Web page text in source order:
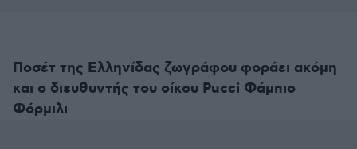
Ποσέτ της Ελληνίδας ζωγράφου φοράει ακόμη
και ο διευθυντής του οίκου Pucci Φάμπιο
Φόρμιλι